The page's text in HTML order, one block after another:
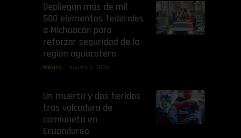
Depliegan más de mil
500 elementos federales
a Michoacán para
reforzar seguridad de la
región aguacatera
México agosto 6, 2026
Un muerto y dos heridos
tras volcadura de
camioneta en
Ecuandureo